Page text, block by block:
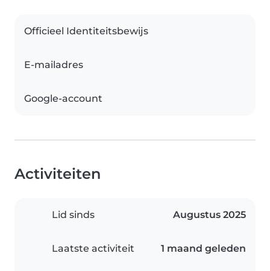
Officieel Identiteitsbewijs
E-mailadres
Google-account
Activiteiten
Lid sinds Augustus 2025
Laatste activiteit 1 maand geleden